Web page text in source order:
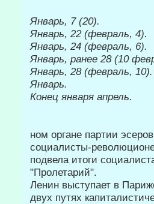
Январь, 7 (20).
Январь, 22 (февраль, 4).
Январь, 24 (февраль, 6).
Январь, ранее 28 (10
Январь, 28 (февраль, 10).
Январь.
Конец января апрель.
ном органе партии
социалисты-
подвела итоги
"Про­летарий".
Ленин выступает в
двух путях